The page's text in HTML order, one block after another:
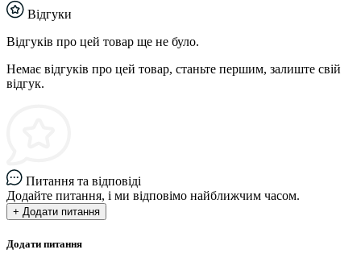
Відгуки
Відгуків про цей товар ще не було.
Немає відгуків про цей товар, станьте першим, залиште свій
відгук.
Питання та відповіді
Додайте питання, і ми відповімо найближчим часом.
+ Додати питання
Додати питання